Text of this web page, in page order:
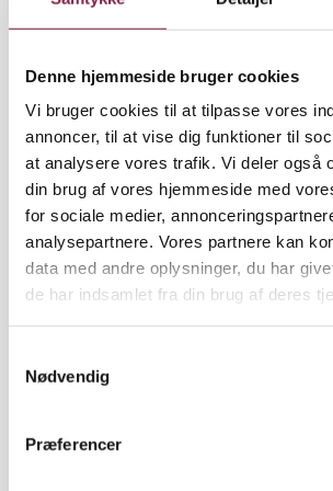
Denne hjemmeside bruger cookies
Vi bruger cookies til at tilpasse vores
annoncer, til at vise dig funktioner til
at analysere vores trafik. Vi deler også
din brug af vores hjemmeside med
for sociale medier,
analysepartnere. Vores partnere kan
data med andre oplysninger, du har
de har indsamlet fra din brug af deres
Nødvendig
Præferencer
børn i sfo’en, hvor normeringen
Forårs-SFO kan give store
For kommunerne kan en tidligere
en pæn besparelse. I Faaborg-
en måneds tidligere oprykning
besparelse på 666.000 kroner om
give et indtryk af en skoleårgangs
Faaborg-Midtfyn Kommune 535
2021.
Langt de fleste kommuner, der
procent af de kommuner, der
forårs-SFO, bruger de samme
børnehaven. Det viser en analyse